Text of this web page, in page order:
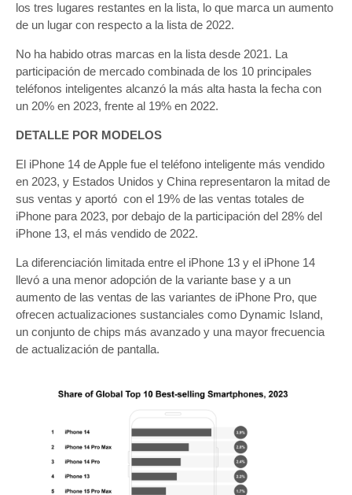
los tres lugares restantes en la lista, lo que marca un aumento
de un lugar con respecto a la lista de 2022.
No ha habido otras marcas en la lista desde 2021. La
participación de mercado combinada de los 10 principales
teléfonos inteligentes alcanzó la más alta hasta la fecha con
un 20% en 2023, frente al 19% en 2022.
DETALLE POR MODELOS
El iPhone 14 de Apple fue el teléfono inteligente más vendido
en 2023, y Estados Unidos y China representaron la mitad de
sus ventas y aportó con el 19% de las ventas totales de
iPhone para 2023, por debajo de la participación del 28% del
iPhone 13, el más vendido de 2022.
La diferenciación limitada entre el iPhone 13 y el iPhone 14
llevó a una menor adopción de la variante base y a un
aumento de las ventas de las variantes de iPhone Pro, que
ofrecen actualizaciones sustanciales como Dynamic Island,
un conjunto de chips más avanzado y una mayor frecuencia
de actualización de pantalla.